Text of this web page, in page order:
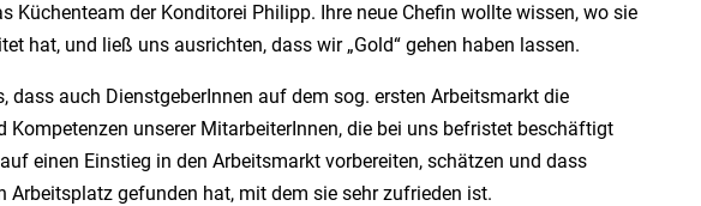
Küchenteam der Konditorei Philipp. Ihre neue Chefin wollte wissen, wo sie
hat, und ließ uns ausrichten, dass wir „Gold“ gehen haben lassen.
dass auch DienstgeberInnen auf dem sog. ersten Arbeitsmarkt die
Kompetenzen unserer MitarbeiterInnen, die bei uns befristet beschäftigt
einen Einstieg in den Arbeitsmarkt vorbereiten, schätzen und dass
Arbeitsplatz gefunden hat, mit dem sie sehr zufrieden ist.